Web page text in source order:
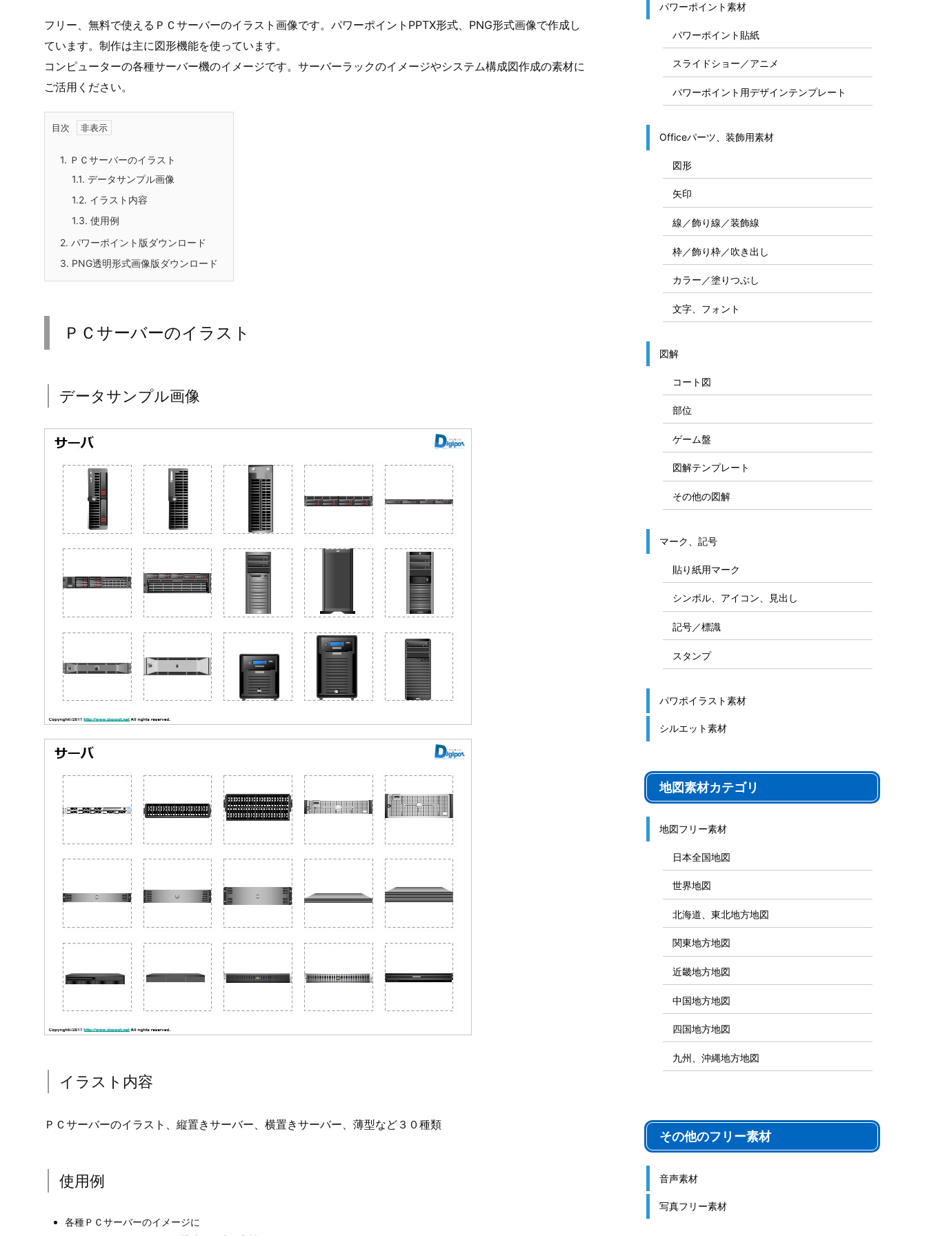
フリー、無料で使えるＰＣサーバーのイラスト画像です。パワーポイントPPTX形式、PNG形式画像で作成し
ています。制作は主に図形機能を使っています。
コンピューターの各種サーバー機のイメージです。サーバーラックのイメージやシステム構成図作成の素材に
ご活用ください。
目次
1. ＰＣサーバーのイラスト
1.1. データサンプル画像
1.2. イラスト内容
1.3. 使用例
2. パワーポイント版ダウンロード
3. PNG透明形式画像版ダウンロード
ＰＣサーバーのイラスト
データサンプル画像
イラスト内容
ＰＣサーバーのイラスト、縦置きサーバー、横置きサーバー、薄型など３０種類
使用例
各種ＰＣサーバーのイメージに
パワーポイント素材
パワーポイント貼紙
スライドショー／アニメ
パワーポイント用デザインテンプレート
Officeパーツ、装飾用素材
図形
矢印
線／飾り線／装飾線
枠／飾り枠／吹き出し
カラー／塗りつぶし
文字、フォント
図解
コート図
部位
ゲーム盤
図解テンプレート
その他の図解
マーク、記号
貼り紙用マーク
シンボル、アイコン、見出し
記号／標識
スタンプ
パワポイラスト素材
シルエット素材
地図素材カテゴリ
地図フリー素材
日本全国地図
世界地図
北海道、東北地方地図
関東地方地図
近畿地方地図
中国地方地図
四国地方地図
九州、沖縄地方地図
その他のフリー素材
音声素材
写真フリー素材